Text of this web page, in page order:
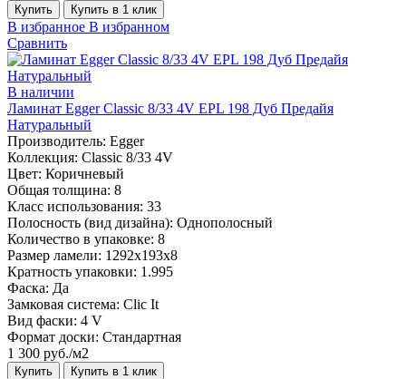
Купить Купить в 1 клик
В избранное В избранном
Сравнить
В наличии
Ламинат Egger Classic 8/33 4V EPL 198 Дуб Предайя
Натуральный
Производитель: Egger
Коллекция: Classic 8/33 4V
Цвет: Коричневый
Общая толщина: 8
Класс использования: 33
Полосность (вид дизайна): Однополосный
Количество в упаковке: 8
Размер ламели: 1292х193х8
Кратность упаковки: 1.995
Фаска: Да
Замковая система: Clic It
Вид фаски: 4 V
Формат доски: Стандартная
1 300 руб./м2
Купить Купить в 1 клик